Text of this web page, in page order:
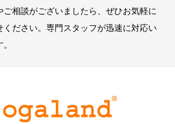
ご相談がございましたら、ぜひお気軽に
ください。専門スタッフが迅速に対応い